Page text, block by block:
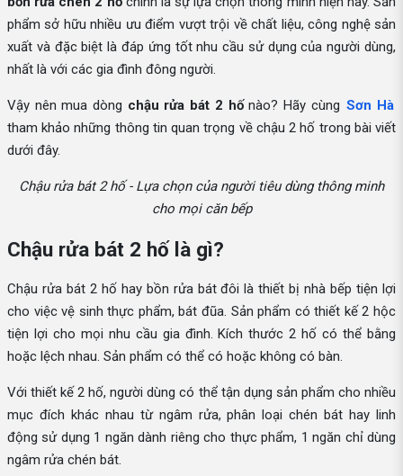
phẩm sở hữu nhiều ưu điểm vượt trội về chất liệu, công nghệ sản
xuất và đặc biệt là đáp ứng tốt nhu cầu sử dụng của người dùng,
nhất là với các gia đình đông người.
Vậy nên mua dòng chậu rửa bát 2 hốnào? Hãy cùng Sơn Hà
tham khảo những thông tin quan trọng về chậu 2 hố trong bài viết
dưới đây.
Chậu rửa bát 2 hố - Lựa chọn của người tiêu dùng thông minh
cho mọi căn bếp
Chậu rửa bát 2 hố là gì?
Chậu rửa bát 2 hố hay bồn rửa bát đôi là thiết bị nhà bếp tiện lợi
cho việc vệ sinh thực phẩm, bát đũa. Sản phẩm có thiết kế 2 hộc
tiện lợi cho mọi nhu cầu gia đình. Kích thước 2 hố có thể bằng
hoặc lệch nhau. Sản phẩm có thể có hoặc không có bàn.
Với thiết kế 2 hố, người dùng có thể tận dụng sản phẩm cho nhiều
mục đích khác nhau từ ngâm rửa, phân loại chén bát hay linh
động sử dụng 1 ngăn dành riêng cho thực phẩm, 1 ngăn chỉ dùng
ngâm rửa chén bát.